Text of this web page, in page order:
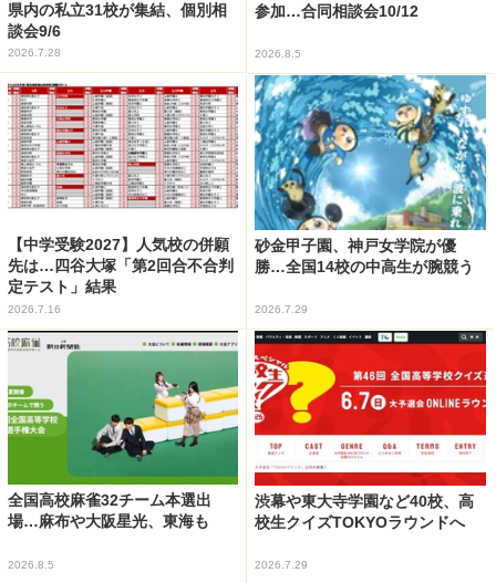
県内の私立31校が集結、個別相
談会9/6
2026.7.28
参加…合同相談会10/12
2026.8.5
【中学受験2027】人気校の併願
先は…四谷大塚「第2回合不合判
定テスト」結果
2026.7.16
砂金甲子園、神戸女学院が優
勝…全国14校の中高生が腕競う
2026.7.29
全国高校麻雀32チーム本選出
場…麻布や大阪星光、東海も
2026.8.5
渋幕や東大寺学園など40校、高
校生クイズTOKYOラウンドへ
2026.7.29